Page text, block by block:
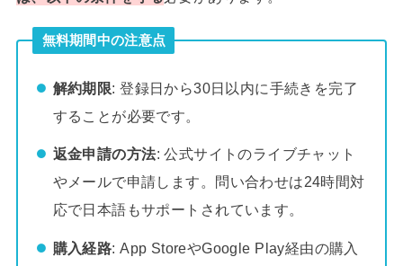
無料期間中の注意点
解約期限: 登録日から30日以内に手続きを完了
することが必要です。
返金申請の方法: 公式サイトのライブチャット
やメールで申請します。問い合わせは24時間対
応で日本語もサポートされています。
購入経路: App StoreやGoogle Play経由の購入